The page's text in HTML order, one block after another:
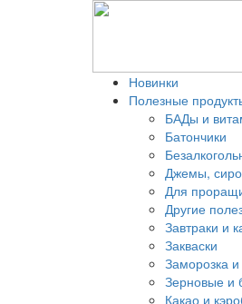
Новинки
Полезные
БАДы и
Батончики
Джемы,
Для
Другие
Завтраки и
Закваски
Заморозка
Зерновые и
Какао и